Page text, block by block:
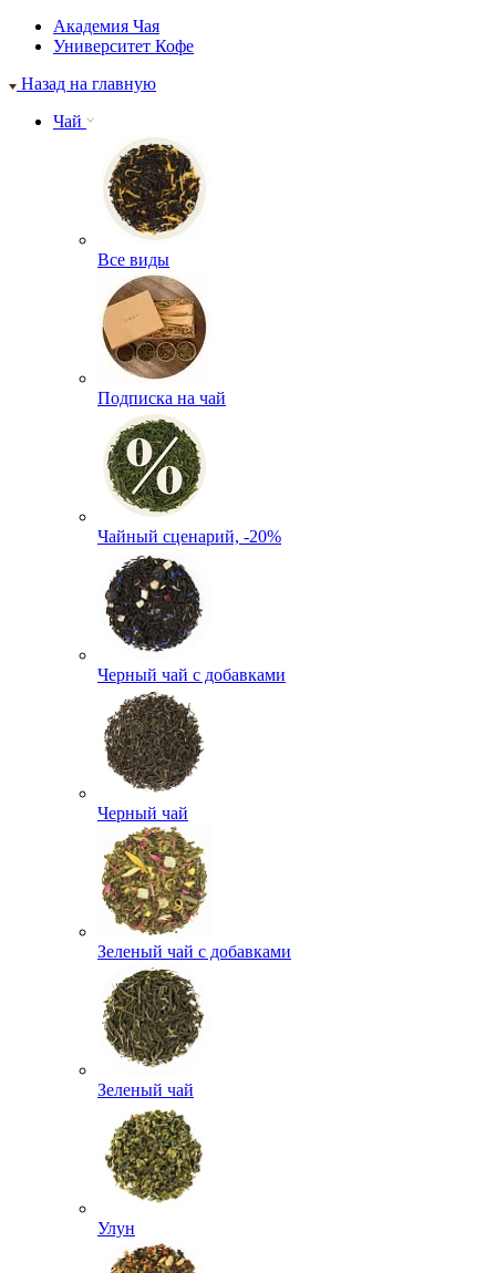
Академия Чая
Университет Кофе
Назад на главную
Чай
Все виды
Подписка на чай
Чайный сценарий, -20%
Черный чай с добавками
Черный чай
Зеленый чай с добавками
Зеленый чай
Улун